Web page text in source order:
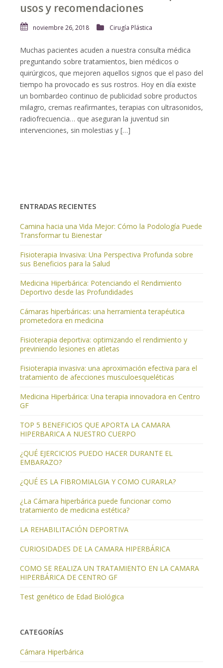
usos y recomendaciones
noviembre 26, 2018 Cirugía Plástica
Muchas pacientes acuden a nuestra consulta médica
preguntando sobre tratamientos, bien médicos o
quirúrgicos, que mejoren aquellos signos que el paso del
tiempo ha provocado es sus rostros. Hoy en día existe
un bombardeo continuo de publicidad sobre productos
milagro, cremas reafirmantes, terapias con ultrasonidos,
radiofrecuencia… que aseguran la juventud sin
intervenciones, sin molestias y […]
ENTRADAS RECIENTES
Camina hacia una Vida Mejor: Cómo la Podología Puede
Transformar tu Bienestar
Fisioterapia Invasiva: Una Perspectiva Profunda sobre
sus Beneficios para la Salud
Medicina Hiperbárica: Potenciando el Rendimiento
Deportivo desde las Profundidades
Cámaras hiperbáricas: una herramienta terapéutica
prometedora en medicina
Fisioterapia deportiva: optimizando el rendimiento y
previniendo lesiones en atletas
Fisioterapia invasiva: una aproximación efectiva para el
tratamiento de afecciones musculoesqueléticas
Medicina Hiperbárica: Una terapia innovadora en Centro
GF
TOP 5 BENEFICIOS QUE APORTA LA CAMARA
HIPERBARICA A NUESTRO CUERPO
¿QUÉ EJERCICIOS PUEDO HACER DURANTE EL
EMBARAZO?
¿QUÉ ES LA FIBROMIALGIA Y COMO CURARLA?
¿La Cámara hiperbárica puede funcionar como
tratamiento de medicina estética?
LA REHABILITACIÓN DEPORTIVA
CURIOSIDADES DE LA CAMARA HIPERBÁRICA
COMO SE REALIZA UN TRATAMIENTO EN LA CAMARA
HIPERBÁRICA DE CENTRO GF
Test genético de Edad Biológica
CATEGORÍAS
Cámara Hiperbárica